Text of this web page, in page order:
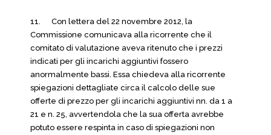
11. Con lettera del 22 novembre 2012, la
Commissione comunicava alla ricorrente che il
comitato di valutazione aveva ritenuto che i prezzi
indicati per gli incarichi aggiuntivi fossero
anormalmente bassi. Essa chiedeva alla ricorrente
spiegazioni dettagliate circa il calcolo delle sue
offerte di prezzo per gli incarichi aggiuntivi nn. da 1 a
21 e n. 25, avvertendola che la sua offerta avrebbe
potuto essere respinta in caso di spiegazioni non